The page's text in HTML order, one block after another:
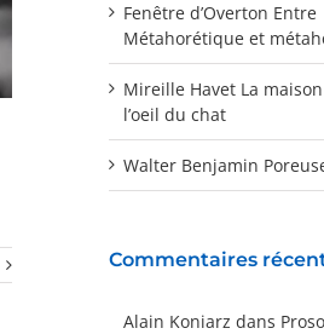
Fenêtre d’Overton Entre
Métahorétique et
Mireille Havet La
l’oeil du chat
Walter Benjamin
Commentaires
Alain Koniarz dans